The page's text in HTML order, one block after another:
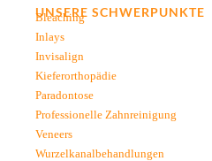
UNSERE SCHWERPUNKTE
Bleaching
Inlays
Invisalign
Kieferorthopädie
Paradontose
Professionelle Zahnreinigung
Veneers
Wurzelkanalbehandlungen